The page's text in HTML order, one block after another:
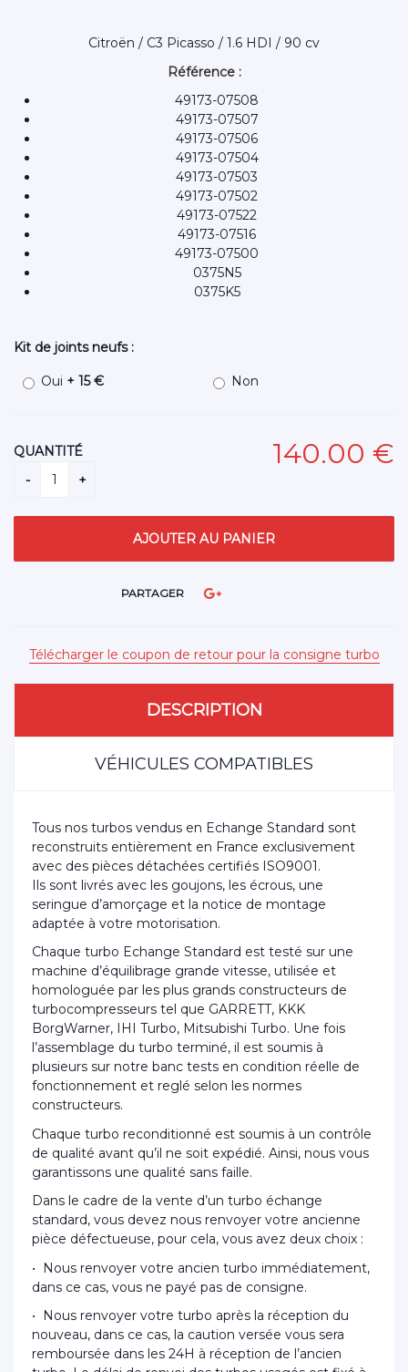
Citroën / C3 Picasso / 1.6 HDI / 90 cv
Référence :
49173-07508
49173-07507
49173-07506
49173-07504
49173-07503
49173-07502
49173-07522
49173-07516
49173-07500
0375N5
0375K5
Kit de joints neufs :
Oui + 15 € Non
140.00 €
QUANTITÉ
PARTAGER
Télécharger le coupon de retour pour la consigne turbo
DESCRIPTION
VÉHICULES COMPATIBLES
Tous nos turbos vendus en Echange Standard sont
reconstruits entièrement en France exclusivement
avec des pièces détachées certifiés ISO9001.
Ils sont livrés avec les goujons, les écrous, une
seringue d’amorçage et la notice de montage
adaptée à votre motorisation.
Chaque turbo Echange Standard est testé sur une
machine d’équilibrage grande vitesse, utilisée et
homologuée par les plus grands constructeurs de
turbocompresseurs tel que GARRETT, KKK
BorgWarner, IHI Turbo, Mitsubishi Turbo. Une fois
l’assemblage du turbo terminé, il est soumis à
plusieurs sur notre banc tests en condition réelle de
fonctionnement et reglé selon les normes
constructeurs.
Chaque turbo reconditionné est soumis à un contrôle
de qualité avant qu’il ne soit expédié. Ainsi, nous vous
garantissons une qualité sans faille.
Dans le cadre de la vente d’un turbo échange
standard, vous devez nous renvoyer votre ancienne
pièce défectueuse, pour cela, vous avez deux choix :
• Nous renvoyer votre ancien turbo immédiatement,
dans ce cas, vous ne payé pas de consigne.
• Nous renvoyer votre turbo après la réception du
nouveau, dans ce cas, la caution versée vous sera
remboursée dans les 24H à réception de l’ancien